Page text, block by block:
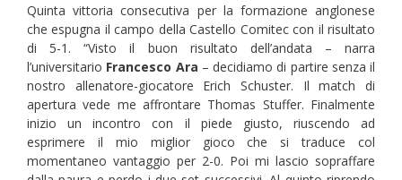
Quinta vittoria consecutiva per la formazione anglonese
che espugna il campo della Castello Comitec con il risultato
di 5-1. “Visto il buon risultato dell’andata – narra
l’universitario Francesco Ara – decidiamo di partire senza il
nostro allenatore-giocatore Erich Schuster. Il match di
apertura vede me affrontare Thomas Stuffer. Finalmente
inizio un incontro con il piede giusto, riuscendo ad
esprimere il mio miglior gioco che si traduce col
momentaneo vantaggio per 2-0. Poi mi lascio sopraffare